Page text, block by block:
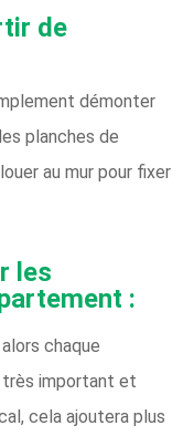
de
démonter
planches de
au mur pour fixer
les
:
chaque
important et
cela ajoutera plus